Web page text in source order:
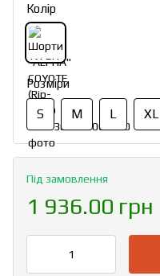
Колір
Розміри
S M L XL
Під замовлення
1 936.00 грн